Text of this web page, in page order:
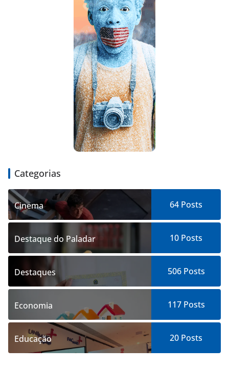
Categorias
Cinema 64 Posts
Destaque do Paladar 10 Posts
Destaques 506Posts
Economia 117Posts
Educação 20 Posts